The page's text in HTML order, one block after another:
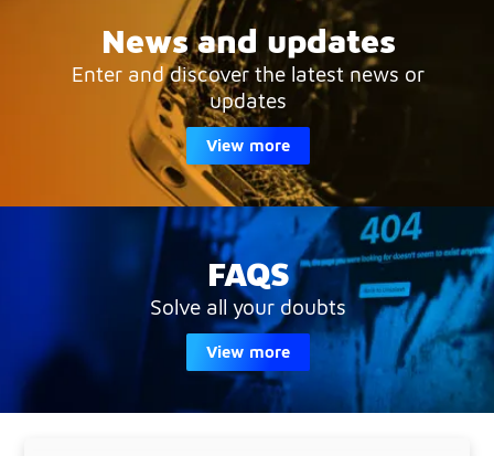
News and updates
Enter and discover the latest news or
updates
View more
FAQS
Solve all your doubts
View more